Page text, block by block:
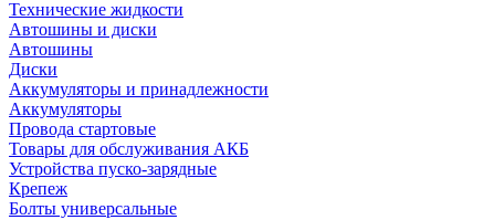
Технические жидкости
Автошины и диски
Автошины
Диски
Аккумуляторы и принадлежности
Аккумуляторы
Провода стартовые
Товары для обслуживания АКБ
Устройства пуско-зарядные
Крепеж
Болты универсальные